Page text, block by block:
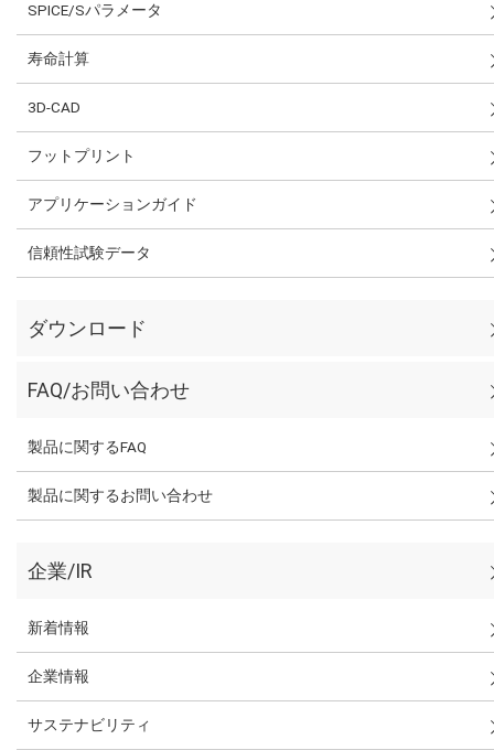
SPICE/Sパラメータ
寿命計算
3D-CAD
フットプリント
アプリケーションガイド
信頼性試験データ
ダウンロード
FAQ/お問い合わせ
製品に関するFAQ
製品に関するお問い合わせ
企業/IR
新着情報
企業情報
サステナビリティ